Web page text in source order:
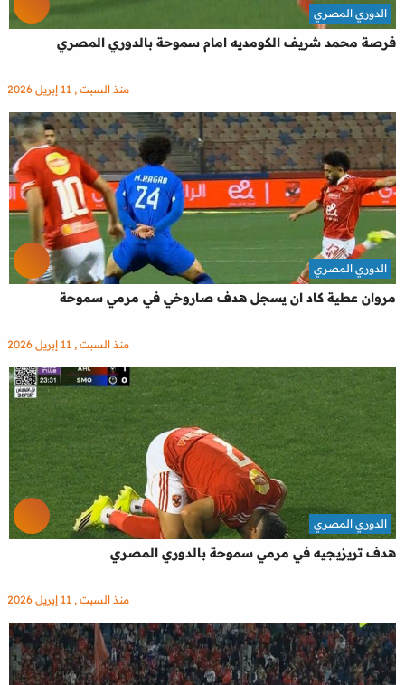
فرصة محمد شريف الكومديه امام سموحة بالدوري المصري
الدوري المصري
منذ السبت , 11 إبريل 2026
مروان عطية كاد ان يسجل هدف صاروخي في مرمي سموحة
الدوري المصري
منذ السبت , 11 إبريل 2026
هدف تريزيجيه في مرمي سموحة بالدوري المصري
الدوري المصري
منذ السبت , 11 إبريل 2026